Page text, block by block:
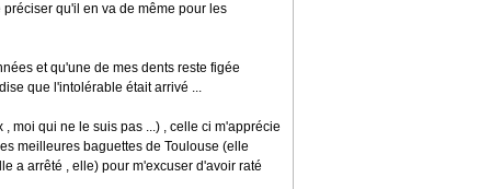
qu'il en va de même pour les
et qu'une de mes dents reste figée
que l'intolérable était arrivé ...
moi qui ne le suis pas ...) , celle ci m'apprécie
meilleures baguettes de Toulouse (elle
a arrêté , elle) pour m'excuser d'avoir raté